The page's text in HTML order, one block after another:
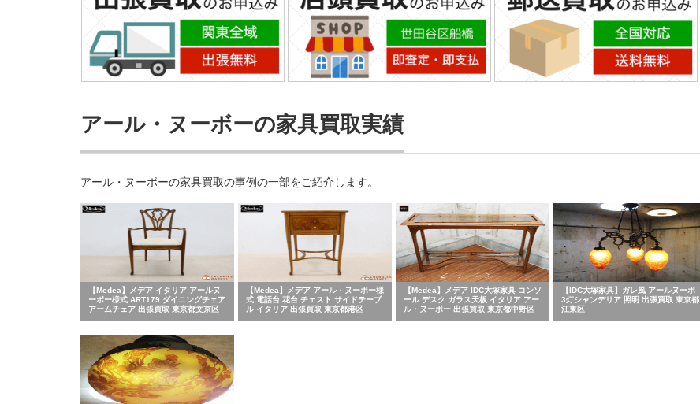
アール・ヌーボーの家具買取実績
アール・ヌーボーの家具買取の事例の一部をご紹介します。
【Medea】メデア イタリア アールヌ
ーボー様式 ART179 ダイニングチェア
アームチェア 出張買取 東京都文京区
【Medea】メデア アール・ヌーボー様
式 電話台 花台 チェスト サイドテーブ
ル イタリア 出張買取 東京都港区
【Medea】メデア IDC大塚家具 コンソ
ール デスク ガラス天板 イタリア アー
ル・ヌーボー 出張買取 東京都中野区
【IDC大塚家具】ガレ風 アールヌーボ
3灯シャンデリア 照明 出張買取 東京都
江東区